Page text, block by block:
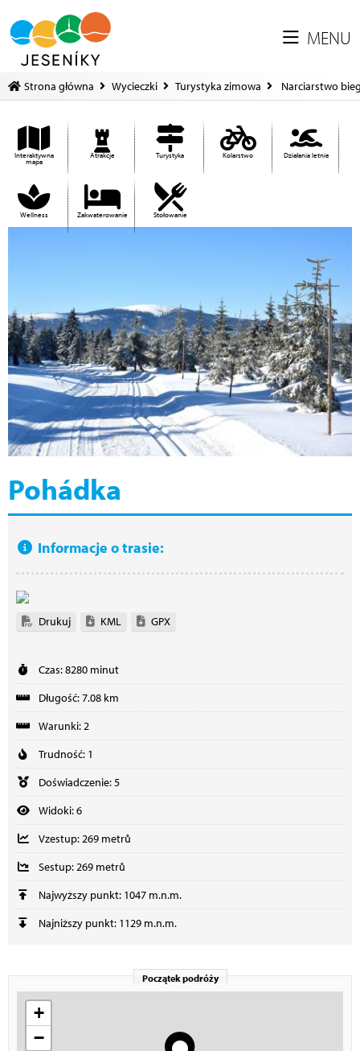
MENU
Strona główna Wycieczki Turystyka zimowa Narciarstwo
Interaktywna
mapa
Atrakcje Turystyka Kolarstwo Działania letnie
Wellness Zakwaterowanie Stołowanie
Pohádka
Informacje o trasie:
Drukuj KML GPX
Czas: 8280 minut
Długość: 7.08 km
Warunki: 2
Trudność: 1
Doświadczenie: 5
Widoki: 6
Vzestup: 269 metrů
Sestup: 269 metrů
Najwyższy punkt: 1047 m.n.m.
Najniższy punkt: 1129 m.n.m.
Początek podróży
+
−